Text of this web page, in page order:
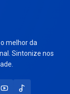
melhor da
Sintonize nos